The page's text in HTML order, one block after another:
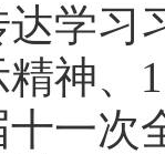
学习
神、
一次